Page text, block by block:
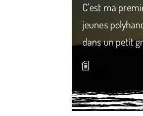
C'est ma
jeunes
dans un petit